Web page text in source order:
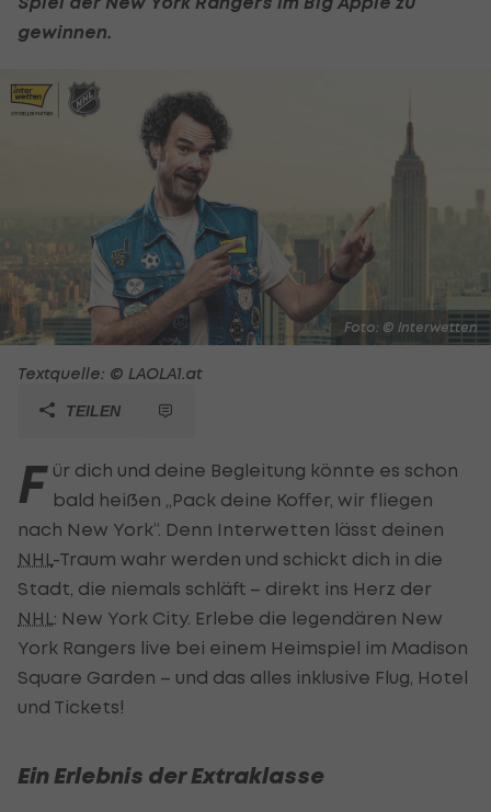
gewinnen.
Foto: © Interwetten
Textquelle: © LAOLA1.at
TEILEN
F ür dich und deine Begleitung könnte es schon
bald heißen „Pack deine Koffer, wir fliegen
nach New York“. Denn Interwetten lässt deinen
NHL -Traum wahr werden und schickt dich in die
Stadt, die niemals schläft – direkt ins Herz der
NHL : New York City. Erlebe die legendären New
York Rangers live bei einem Heimspiel im Madison
Square Garden – und das alles inklusive Flug, Hotel
und Tickets!
Ein Erlebnis der Extraklasse